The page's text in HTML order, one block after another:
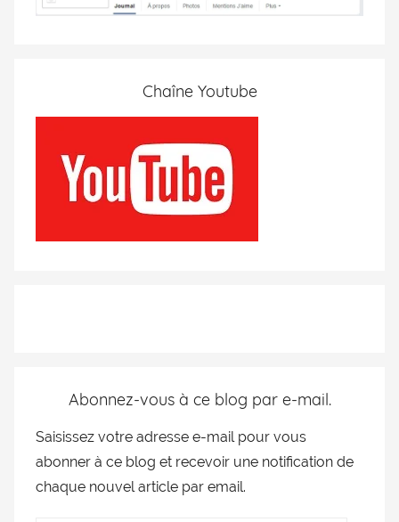
Chaîne Youtube
Abonnez-vous à ce blog par e-mail.
Saisissez votre adresse e-mail pour vous
abonner à ce blog et recevoir une notification de
chaque nouvel article par email.